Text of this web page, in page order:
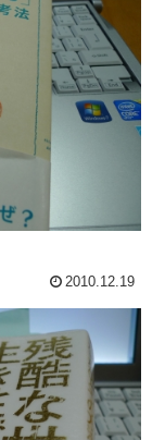
2010.12.19